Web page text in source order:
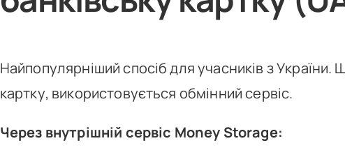
Найпопулярніший спосіб для учасників з
картку, використовується обмінний сервіс.
Через внутрішній сервіс Money Storage: